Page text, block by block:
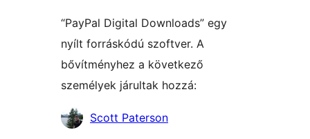
“PayPal Digital Downloads” egy
nyílt forráskódú szoftver. A
bővítményhez a következő
személyek járultak hozzá:
Közreműködők
Scott Paterson